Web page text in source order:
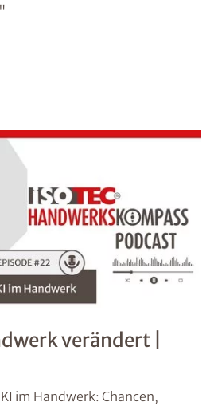
PNG oder PDF bis 50
Daten werden von uns stets
gelesen
Absenden
verändert |
im Handwerk: Chancen,